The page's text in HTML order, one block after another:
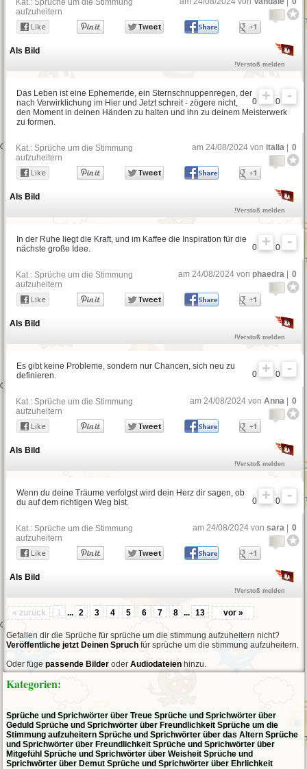
Kat.:Sprüche um die Stimmung
aufzuheitern
Als Bild
!Verstoß melden
0 0
Das Leben ist eine Ephemeride, ein Sternschnuppenregen, der
nach Verwirklichung im Hier und Jetzt schreit - zögere nicht,
den Moment in deinen Händen zu halten und ihn zu deinem Meisterwerk
zu formen.
Kat.:Sprüche um die Stimmung
aufzuheitern
am 24/08/2024 von italia 0
Als Bild
!Verstoß melden
0 0
In der Ruhe liegt die Kraft, und im Kaffee die Inspiration für die
nächste große Idee.
Kat.:Sprüche um die Stimmung
aufzuheitern
am 24/08/2024 von phaedra 0
Als Bild
!Verstoß melden
0 0
Es gibt keine Probleme, sondern nur Chancen, sich neu zu
definieren.
Kat.:Sprüche um die Stimmung
aufzuheitern
am 24/08/2024 vonAnna 0
Als Bild
!Verstoß melden
0 0
Wenn du deine Träume verfolgst wird dein Herz dir sagen, ob
du auf dem richtigen Weg bist.
Kat.:Sprüche um die Stimmung
aufzuheitern
am 24/08/2024 vonsara 0
Als Bild
!Verstoß melden
« zurück 1 ... 2 3 4 5 6 7 8 ... 13 vor »
Gefallen dir die Sprüche für sprüche um die stimmung aufzuheitern nicht?
Veröffentliche jetzt Deinen Spruch für sprüche um die stimmung aufzuheitern.
Oder fügepassende Bilder oderAudiodateien hinzu.
Kategorien:
Sprüche und Sprichwörter über Treue Sprüche und Sprichwörter über
Geduld Sprüche und Sprichwörter über Freundlichkeit Sprüche um die
Stimmung aufzuheitern Sprüche und Sprichwörter über das Altern Sprüche
und Sprichwörter über Freundlichkeit Sprüche und Sprichwörter über
Mitgefühl Sprüche und Sprichwörter über Weisheit Sprüche und
Sprichwörter über Demut Sprüche und Sprichwörter über Ehrlichkeit